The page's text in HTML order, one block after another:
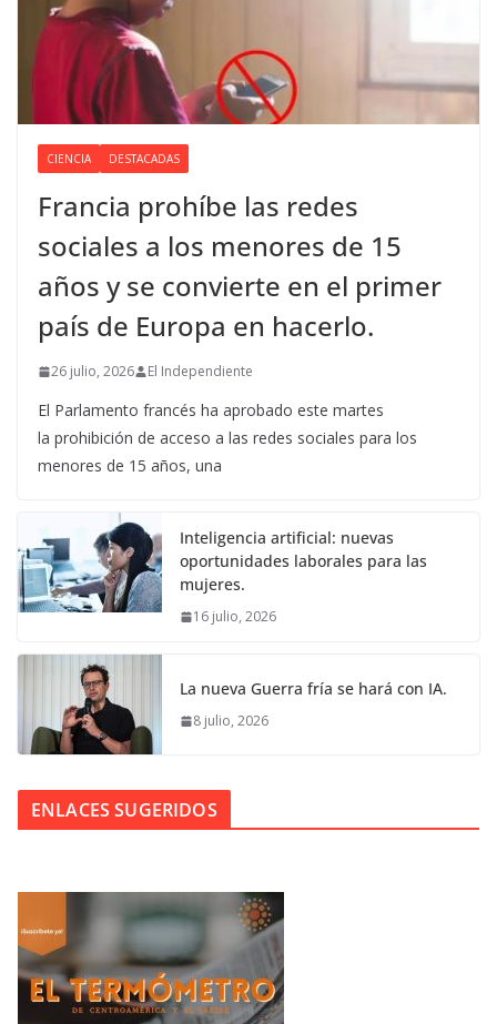
CIENCIA DESTACADAS
Francia prohíbe las redes
sociales a los menores de 15
años y se convierte en el primer
país de Europa en hacerlo.
26 julio, 2026 El Independiente
El Parlamento francés ha aprobado este martes
la prohibición de acceso a las redes sociales para los
menores de 15 años, una
Inteligencia artificial: nuevas
oportunidades laborales para las
mujeres.
16 julio, 2026
La nueva Guerra fría se hará con IA.
8 julio, 2026
ENLACES SUGERIDOS